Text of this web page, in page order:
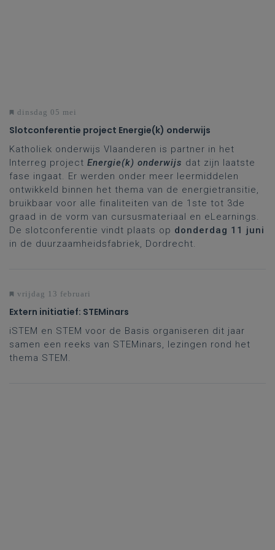
dinsdag 05 mei
Slotconferentie project Energie(k) onderwijs
Katholiek onderwijs Vlaanderen is partner in het
Interreg project Energie(k) onderwijs dat zijn laatste
fase ingaat. Er werden onder meer leermiddelen
ontwikkeld binnen het thema van de energietransitie,
bruikbaar voor alle finaliteiten van de 1ste tot 3de
graad in de vorm van cursusmateriaal en eLearnings.
De slotconferentie vindt plaats op donderdag 11 juni
in de duurzaamheidsfabriek, Dordrecht.
vrijdag 13 februari
Extern initiatief: STEMinars
iSTEM en STEM voor de Basis organiseren dit jaar
samen een reeks van STEMinars, lezingen rond het
thema STEM.